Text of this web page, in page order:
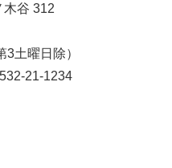
木谷 312
土曜日除）
21-1234